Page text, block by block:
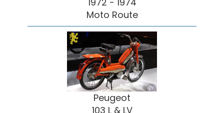
Moto Route
Peugeot
103 L & LV